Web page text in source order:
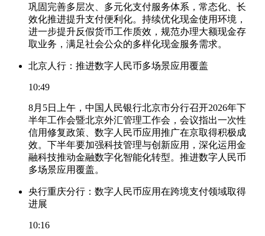
巩固完善多层次、多元化支付服务体系，常态化、长
效化推进提升支付便利化。持续优化现金使用环境，
进一步提升反假货币工作质效，规范办理大额现金存
取业务，满足社会公众的多样化现金服务需求。
北京人行：推进数字人民币多场景应用覆盖
10:49
8月5日上午，中国人民银行北京市分行召开2026年下
半年工作会暨北京外汇管理工作会，会议指出一次性
信用修复政策、数字人民币应用推广在京取得积极成
效。下半年要加强科技管理与创新应用，深化运用金
融科技推动金融数字化智能化转型。推进数字人民币
多场景应用覆盖。
央行重庆分行：数字人民币应用在跨境支付领域取得
进展
10:16